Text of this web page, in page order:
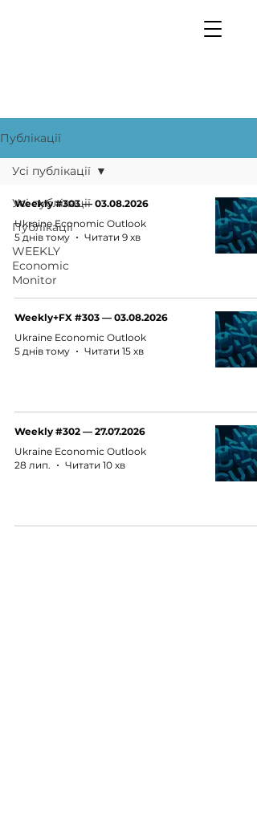
Публікації
Усі публікації
Публікації
WEEKLY
Economic
Monitor
Усі публікації
Weekly #303 — 03.08.2026
Ukraine Economic Outlook
5 днів тому
Читати 9 хв
Weekly+FX #303 — 03.08.2026
Ukraine Economic Outlook
5 днів тому
Читати 15 хв
Weekly #302 — 27.07.2026
Ukraine Economic Outlook
28 лип.
Читати 10 хв